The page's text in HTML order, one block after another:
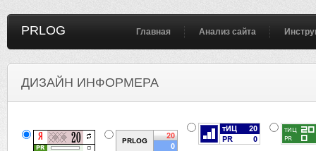
PRLOG Главная Анализ сайта
ДИЗАЙН ИНФОРМЕРА